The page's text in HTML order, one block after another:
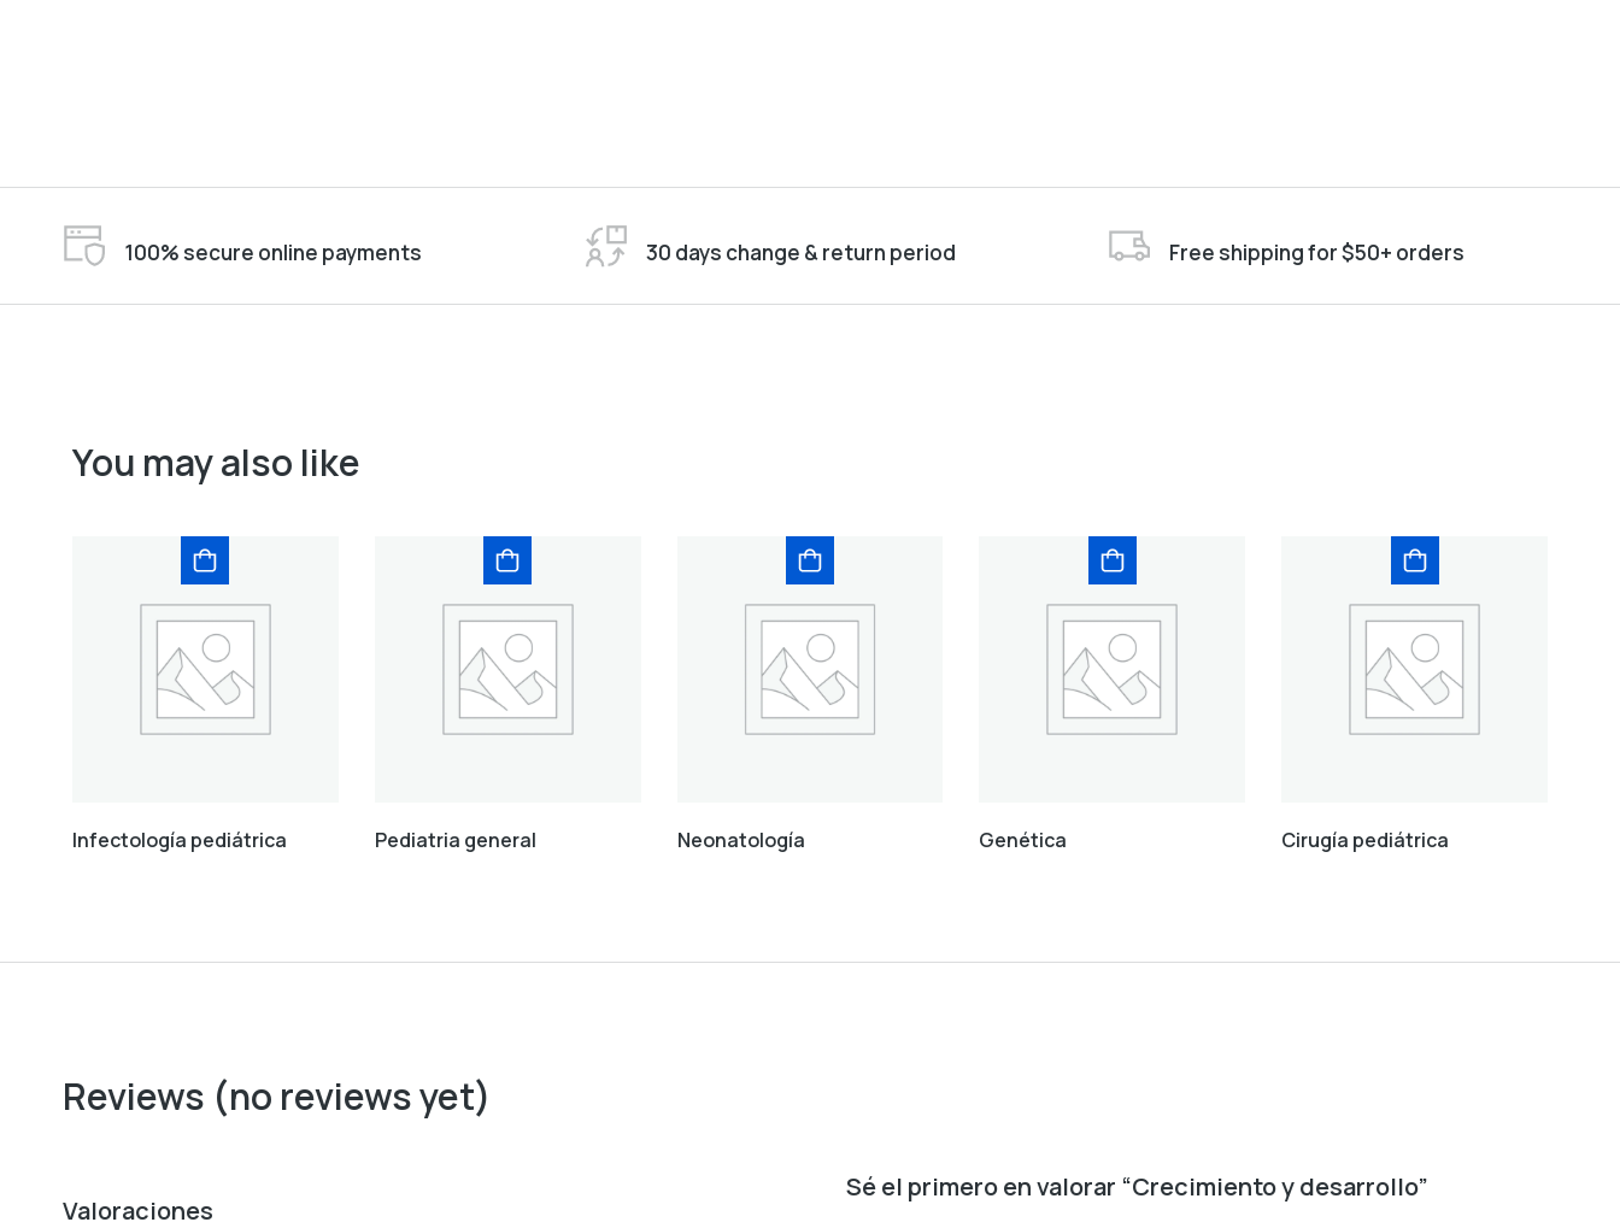
100% secure online payments 30 days change & return period Free shipping for $50+ orders
You may also like
Infectología pediátrica Pediatria general Neonatología Genética Cirugía pediátrica
Reviews (no reviews yet)
Valoraciones
Sé el primero en valorar “Crecimiento y desarrollo”